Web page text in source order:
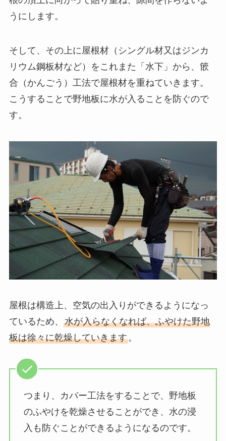
うにします。
そして、その上に屋根材（シングル材又はジンカ
リウム鋼板材など）をこれまた「水下」から、篏
合（かんごう）工法で屋根材を重ねていきます。
こうすることで野地板に水が入ることを防ぐので
す。
屋根は構造上、空気の出入りができるようになっ
ているため、 水が入らなくなれば、ふやけた野地
板は徐々に乾燥していきます。
つまり、カバー工法をすることで、野地板
のふやけを乾燥させることができ、水の浸
入も防ぐことができるようになるのです。